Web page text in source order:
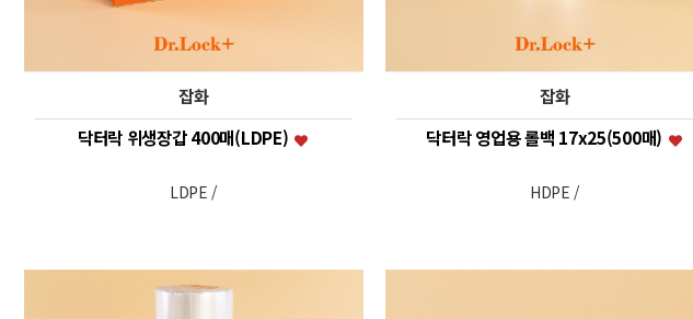
잡화
닥터락 위생장갑 400매(LDPE)
LDPE /
잡화
닥터락 영업용 롤백 17x25(500매)
HDPE /